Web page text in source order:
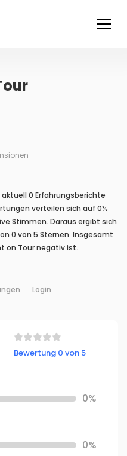
0 Erfahrungsberichte
verteilen sich auf 0%
Stimmen. Daraus ergibt sich
0 von 5 Sternen. Insgesamt
on Tour negativ ist.
Login
Bewertung 0 von 5
0%
0%